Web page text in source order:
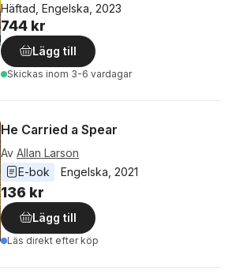
Häftad, Engelska, 2023
744 kr
Lägg till
Skickas inom 3-6 vardagar
He Carried a Spear
Av Allan Larson
E-bok
Engelska 2021
136 kr
Lägg till
Läs direkt efter köp